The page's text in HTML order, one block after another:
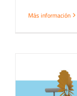
Más información